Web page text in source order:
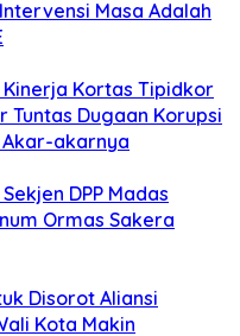
Masa Adalah
Kinerja Kortas Tipidkor
Tuntas Dugaan Korupsi
Akar-akarnya
DPP Madas
Ormas Sakera
Disorot Aliansi
Kota Makin